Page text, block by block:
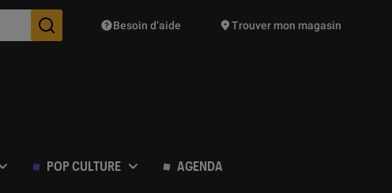
Des suggestions de produits vont vous être proposées
Besoin d’aide Trouver mon magasin
POP CULTURE AGENDA